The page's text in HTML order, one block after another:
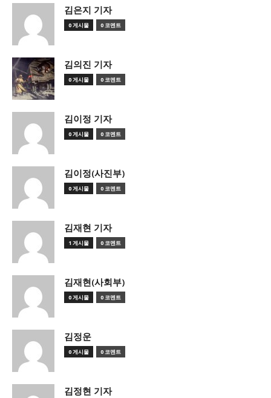
김은지 기자
0 게시물 0 코멘트
김의진 기자
0 게시물 0 코멘트
김이정 기자
0 게시물 0 코멘트
김이정(사진부)
0 게시물 0 코멘트
김재현 기자
1 게시물 0 코멘트
김재현(사회부)
0 게시물 0 코멘트
김정운
0 게시물 0 코멘트
김정현 기자